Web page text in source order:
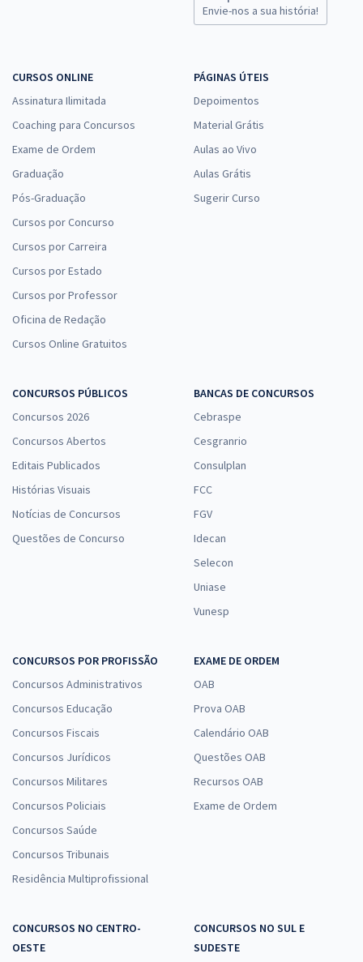
Envie-nos a sua história!
CURSOS ONLINE
Assinatura Ilimitada
Coaching para Concursos
Exame de Ordem
Graduação
Pós-Graduação
Cursos por Concurso
Cursos por Carreira
Cursos por Estado
Cursos por Professor
Oficina de Redação
Cursos Online Gratuitos
PÁGINAS ÚTEIS
Depoimentos
Material Grátis
Aulas ao Vivo
Aulas Grátis
Sugerir Curso
CONCURSOS PÚBLICOS
Concursos 2026
Concursos Abertos
Editais Publicados
Histórias Visuais
Notícias de Concursos
Questões de Concurso
BANCAS DE CONCURSOS
Cebraspe
Cesgranrio
Consulplan
FCC
FGV
Idecan
Selecon
Uniase
Vunesp
CONCURSOS POR PROFISSÃO
Concursos Administrativos
Concursos Educação
Concursos Fiscais
Concursos Jurídicos
Concursos Militares
Concursos Policiais
Concursos Saúde
Concursos Tribunais
Residência Multiprofissional
EXAME DE ORDEM
OAB
Prova OAB
Calendário OAB
Questões OAB
Recursos OAB
Exame de Ordem
CONCURSOS NO CENTRO-
OESTE
CONCURSOS NO SUL E
SUDESTE